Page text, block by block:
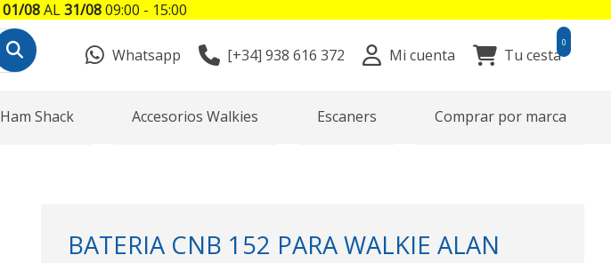
Whatsapp [+34] 938 616 372 Mi cuenta Tu cesta
0
Ham Shack Accesorios Walkies Escaners Comprar por marca
BATERIA CNB 152 PARA WALKIE ALAN
01/08AL31/0809:00 - 15:00